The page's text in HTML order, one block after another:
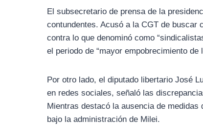
El subsecretario de prensa de la
contundentes. Acusó a la CGT de
contra lo que denominó como
el periodo de “mayor empobrecimiento
Por otro lado, el diputado libertario José
en redes sociales, señaló las
Mientras destacó la ausencia de
bajo la administración de Milei.